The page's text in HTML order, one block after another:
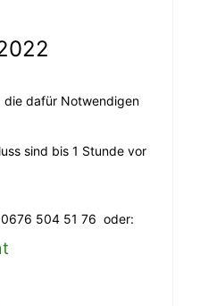
die dafür Notwendigen
sind bis 1 Stunde vor
504 51 76 oder: